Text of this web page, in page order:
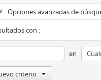
Opciones avanzadas de
con :
en
criterio